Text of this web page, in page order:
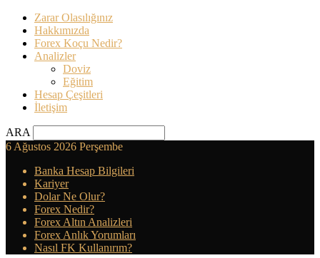
Zarar Olasılığınız
Hakkımızda
Forex Koçu Nedir?
Analizler
Doviz
Eğitim
Hesap Çeşitleri
İletişim
ARA
6 Ağustos 2026 Perşembe
Banka Hesap Bilgileri
Kariyer
Dolar Ne Olur?
Forex Nedir?
Forex Altın Analizleri
Forex Anlık Yorumları
Nasıl FK Kullanırım?